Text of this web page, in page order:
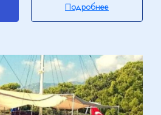
Подробнее